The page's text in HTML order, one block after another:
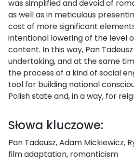
was simplified and devoid of
as well as in meticulous
cost of more significant
intentional lowering of the level
content. In this way, Pan
undertaking, and at the same
the process of a kind of social
tool for building national
Polish state and, in a way, for
Słowa kluczowe:
Pan Tadeusz, Adam Mickiewicz,
film adaptation, romanticism